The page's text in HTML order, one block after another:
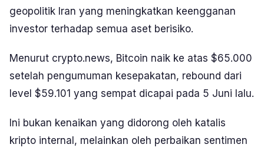
geopolitik Iran yang meningkatkan keengganan
investor terhadap semua aset berisiko.
Menurut crypto.news, Bitcoin naik ke atas $65.000
setelah pengumuman kesepakatan, rebound dari
level $59.101 yang sempat dicapai pada 5 Juni lalu.
Ini bukan kenaikan yang didorong oleh katalis
kripto internal, melainkan oleh perbaikan sentimen